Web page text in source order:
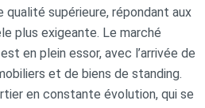
qualité supérieure, répondant aux
plus exigeante. Le marché
en plein essor, avec l’arrivée de
et de biens de standing.
en constante évolution, qui se